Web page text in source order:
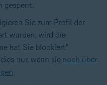
gesperrt.
Sie zum Profil der
wurden, wird die
hat Sie blockiert"
nur, wenn sie noch über
.